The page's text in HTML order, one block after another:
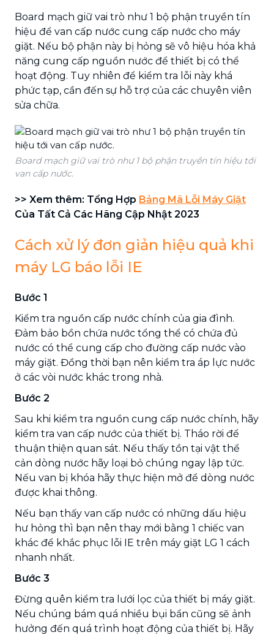
Board mạch giữ vai trò như 1 bộ phận truyền tín
hiệu để van cấp nước cung cấp nước cho máy
giặt. Nếu bộ phận này bị hỏng sẽ vô hiệu hóa khả
năng cung cấp nguồn nước để thiết bị có thể
hoạt động. Tuy nhiên để kiểm tra lỗi này khá
phức tạp, cần đến sự hỗ trợ của các chuyên viên
sửa chữa.
Board mạch giữ vai trò như 1 bộ phận truyền tín hiệu tới
van cấp nước.
>> Xem thêm: Tổng Hợp Bảng Mã Lỗi Máy Giặt
Của Tất Cả Các Hãng Cập Nhật 2023
Cách xử lý đơn giản hiệu quả khi
máy LG báo lỗi IE
Bước 1
Kiểm tra nguồn cấp nước chính của gia đình.
Đảm bảo bồn chứa nước tổng thể có chứa đủ
nước có thể cung cấp cho đường cấp nước vào
máy giặt. Đồng thời bạn nên kiểm tra áp lực nước
ở các vòi nước khác trong nhà.
Bước 2
Sau khi kiểm tra nguồn cung cấp nước chính, hãy
kiểm tra van cấp nước của thiết bị. Tháo rời để
thuận thiện quan sát. Nếu thấy tồn tại vật thể
cản dòng nước hãy loại bỏ chúng ngay lập tức.
Nếu van bị khóa hãy thực hiện mở để dòng nước
được khai thông.
Nếu bạn thấy van cấp nước có những dấu hiệu
hư hỏng thì bạn nên thay mới bằng 1 chiếc van
khác để khắc phục lỗi IE trên máy giặt LG 1 cách
nhanh nhất.
Bước 3
Đừng quên kiểm tra lưới lọc của thiết bị máy giặt.
Nếu chúng bám quá nhiều bụi bẩn cũng sẽ ảnh
hưởng đến quá trình hoạt động của thiết bị. Hãy